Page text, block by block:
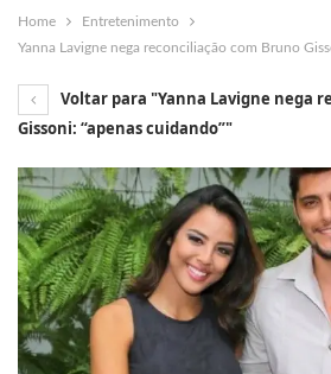
Home
Entretenimento
Yanna Lavigne nega reconciliação com Bruno
Voltar para "Yanna Lavigne nega
Gissoni: “apenas cuidando”"